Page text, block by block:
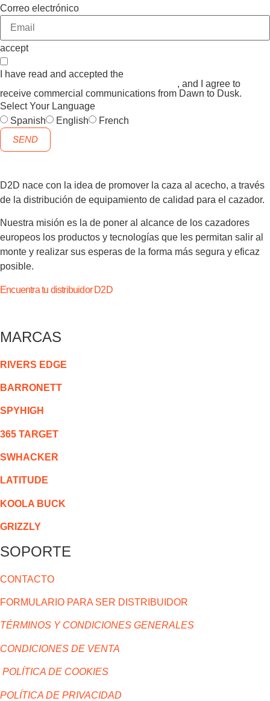
Correo electrónico
accept
I have read and accepted the
, and I agree to
receive commercial communications from Dawn to Dusk.
Select Your Language
Spanish
English
French
SEND
D2D nace con la idea de promover la caza al acecho, a través
de la distribución de equipamiento de calidad para el cazador.
Nuestra misión es la de poner al alcance de los cazadores
europeos los productos y tecnologías que les permitan salir al
monte y realizar sus esperas de la forma más segura y eficaz
posible.
Encuentra tu distribuidor D2D
MARCAS
RIVERS EDGE
BARRONETT
SPYHIGH
365 TARGET
SWHACKER
LATITUDE
KOOLA BUCK
GRIZZLY
SOPORTE
CONTACTO
FORMULARIO PARA SER DISTRIBUIDOR
TÉRMINOS Y CONDICIONES GENERALES
CONDICIONES DE VENTA
POLÍTICA DE COOKIES
POLÍTICA DE PRIVACIDAD